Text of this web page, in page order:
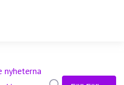
nyheterna